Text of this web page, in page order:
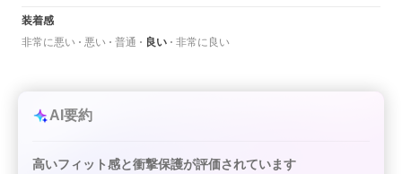
装着感
非常に悪い
悪い 普通 良い 非常に良い
AI要約
高いフィット感と衝撃保護が評価されています